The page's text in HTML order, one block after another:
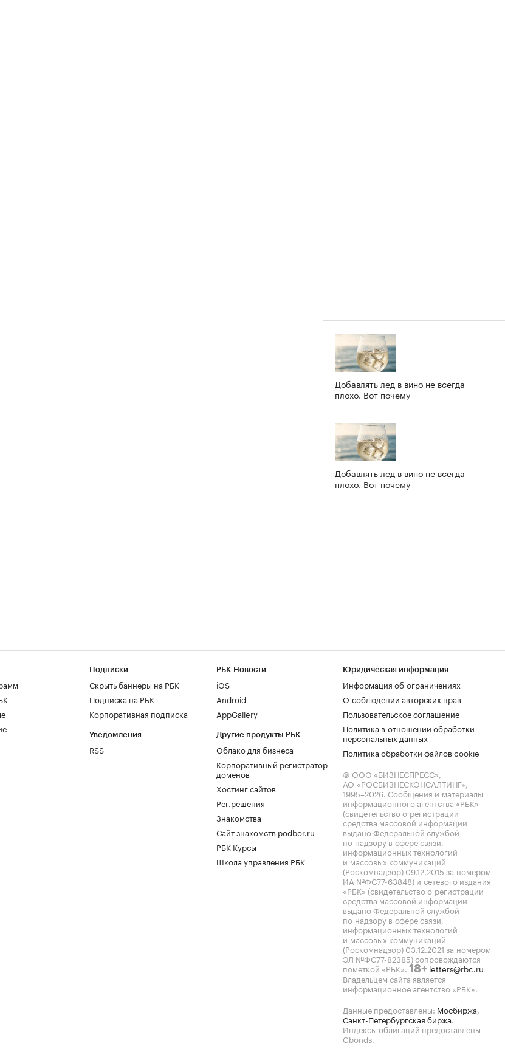
Добавлять лед в вино не всегда
плохо. Вот почему
Добавлять лед в вино не всегда
плохо. Вот почему
Подписки
Скрыть баннеры на РБК
Подписка на РБК
Корпоративная подписка
Уведомления
RSS
РБК Новости
iOS
Android
AppGallery
Другие продукты РБК
Облако для бизнеса
Корпоративный регистратор
доменов
Хостинг сайтов
Рег.решения
Знакомства
Сайт знакомств podbor.ru
РБК Курсы
Школа управления РБК
Юридическая информация
Информация об ограничениях
О соблюдении авторских прав
Пользовательское соглашение
Политика в отношении обработки
персональных данных
Политика обработки файлов cookie
© ООО «БИЗНЕСПРЕСС»,
АО «РОСБИЗНЕСКОНСАЛТИНГ»,
1995–2026. Сообщения и материалы
информационного агентства «РБК»
(свидетельство о регистрации
средства массовой информации
выдано Федеральной службой
по надзору в сфере связи,
информационных технологий
и массовых коммуникаций
(Роскомнадзор) 09.12.2015 за номером
ИА №ФС77-63848) и сетевого издания
«РБК» (свидетельство о регистрации
средства массовой информации
выдано Федеральной службой
по надзору в сфере связи,
информационных технологий
и массовых коммуникаций
(Роскомнадзор) 03.12.2021 за номером
ЭЛ №ФС77-82385) сопровождаются
пометкой «РБК». 18+ letters@rbc.ru
Владельцем сайта является
информационное агентство «РБК».
Данные предоставлены: Мосбиржа,
Санкт-Петербургская биржа.
Индексы облигаций предоставлены
Cbonds.